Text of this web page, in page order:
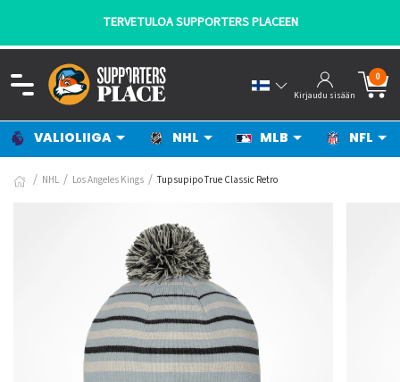
TERVETULOA SUPPORTERS PLACEEN
Kirjaudu sisään
0
VALIOLIIGA NHL MLB NFL
NHL Los Angeles Kings Tupsupipo True Classic Retro